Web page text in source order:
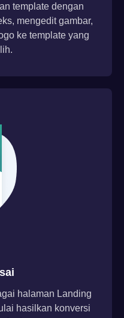
template dengan
mengedit gambar,
ke template yang
halaman Landing
hasilkan konversi